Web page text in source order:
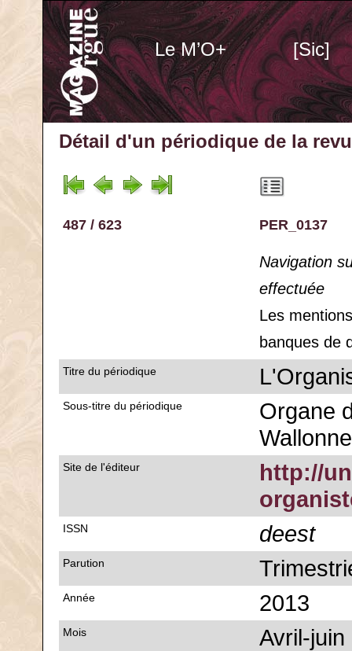
Le M’O+ [Sic]
Détail d'un périodique de la
487 / 623 PER_0137
Navigation
effectuée
Les
banques de
Titre du périodique
Sous-titre du périodique
Organe
Site de l'éditeur
http://
ISSN deest
Parution
Année 2013
Mois Avril-